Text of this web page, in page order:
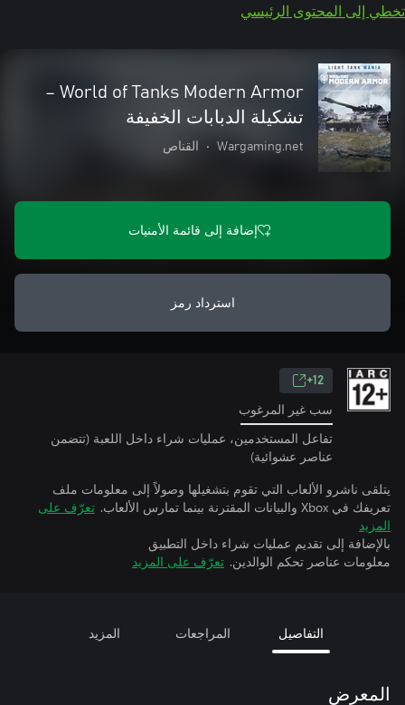
تخطي إلى المحتوى الرئيسي
World of Tanks Modern Armor –
تشكيلة الدبابات الخفيفة
Wargaming.net
• القناص
إضافة إلى قائمة الأمنيات
استرداد رمز
12+
سب غير المرغوب
تفاعل المستخدمين، عمليات شراء داخل اللعبة (تتضمن
عناصر عشوائية)
يتلقى ناشرو الألعاب التي تقوم بتشغيلها وصولاً إلى معلومات ملف
تعريفك في Xbox والبيانات المقترنة بينما تمارس الألعاب.
تعرّف على
المزيد
بالإضافة إلى تقديم عمليات شراء داخل التطبيق
معلومات عناصر تحكم الوالدين. تعرّف على المزيد
التفاصيل المراجعات المزيد
المعرض